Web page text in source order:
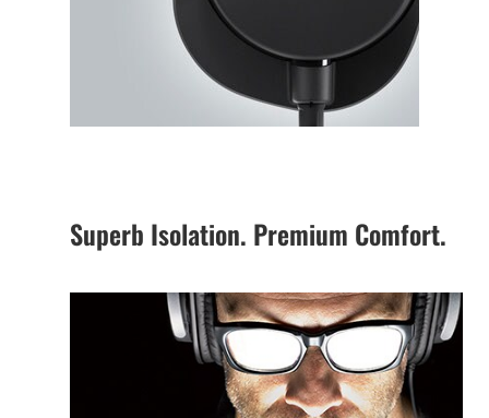
Superb Isolation. Premium Comfort.